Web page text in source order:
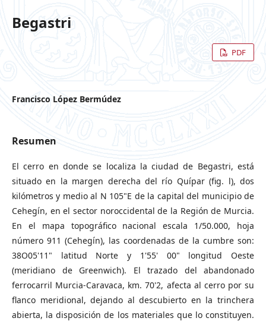
Begastri
PDF
Francisco López Bermúdez
Resumen
El cerro en donde se localiza la ciudad de Begastri, está
situado en la margen derecha del río Quípar (fig. l), dos
kilómetros y medio al N 105"E de la capital del municipio de
Cehegín, en el sector noroccidental de la Región de Murcia.
En el mapa topográfico nacional escala 1/50.000, hoja
número 911 (Cehegín), las coordenadas de la cumbre son:
38O05'11" latitud Norte y 1'55' 00" longitud Oeste
(meridiano de Greenwich). El trazado del abandonado
ferrocarril Murcia-Caravaca, km. 70'2, afecta al cerro por su
flanco meridional, dejando al descubierto en la trinchera
abierta, la disposición de los materiales que lo constituyen.